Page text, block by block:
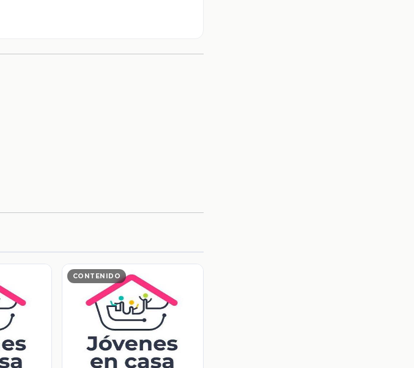
CONTENIDO